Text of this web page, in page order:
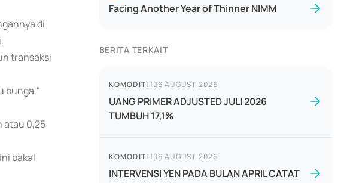
di
transaksi
bunga,"
atau 0,25
bakal
Facing Another Year of Thinner NIMM
BERITA TERKAIT
KOMODITI |06 AUGUST 2026
UANG PRIMER ADJUSTED JULI 2026
TUMBUH 17,1%
KOMODITI |06 AUGUST 2026
INTERVENSI YEN PADA BULAN APRIL CATAT